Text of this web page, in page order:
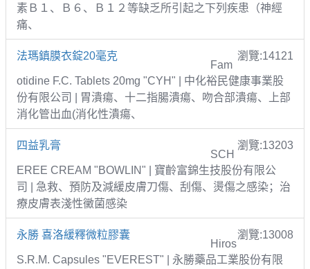
素Ｂ１、Ｂ６、Ｂ１２等缺乏所引起之下列疾患（神經
痛、
法瑪鎮膜衣錠20毫克 瀏覽:14121
Fam
otidine F.C. Tablets 20mg "CYH" | 中化裕民健康事業股
份有限公司 | 胃潰瘍、十二指腸潰瘍、吻合部潰瘍、上部
消化管出血(消化性潰瘍、
四益乳膏 瀏覽:13203
SCH
EREE CREAM "BOWLIN" | 寶齡富錦生技股份有限公
司 | 急救、預防及減緩皮膚刀傷、刮傷、燙傷之感染；治
療皮膚表淺性黴菌感染
永勝 喜洛緩釋微粒膠囊 瀏覽:13008
Hiros
S.R.M. Capsules "EVEREST" | 永勝藥品工業股份有限